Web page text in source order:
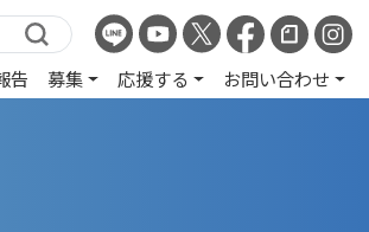
告 募集 応援する お問い合わせ